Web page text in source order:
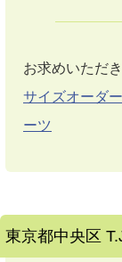
お求めいただ
サイズオーダ
ーツ
東京都中央区